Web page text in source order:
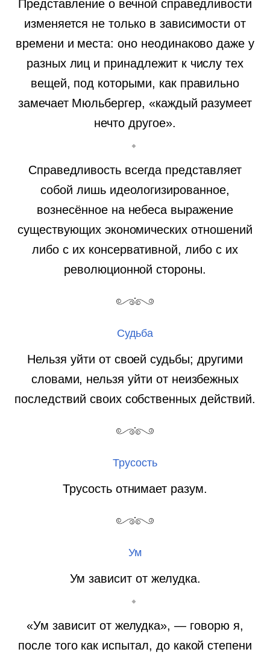
Представление о вечной справедливости
изменяется не только в зависимости от
времени и места: оно неодинаково даже у
разных лиц и принадлежит к числу тех
вещей, под которыми, как правильно
замечает Мюльбергер, «каждый разумеет
нечто другое».
Справедливость всегда представляет
собой лишь идеологизированное,
вознесённое на небеса выражение
существующих экономических отношений
либо с их консервативной, либо с их
революционной стороны.
Судьба
Нельзя уйти от своей судьбы; другими
словами, нельзя уйти от неизбежных
последствий своих собственных действий.
Трусость
Трусость отнимает разум.
Ум
Ум зависит от желудка.
«Ум зависит от желудка», — говорю я,
после того как испытал, до какой степени